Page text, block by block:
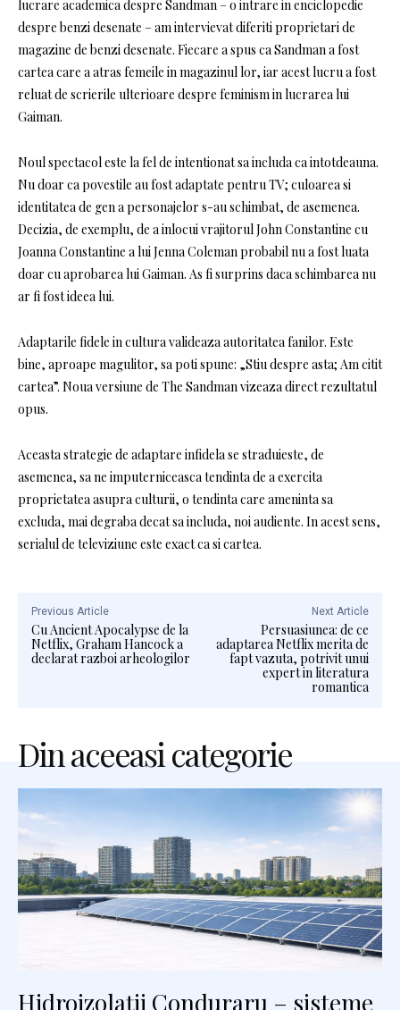
lucrare academica despre Sandman – o intrare in enciclopedie
despre benzi desenate – am intervievat diferiti proprietari de
magazine de benzi desenate. Fiecare a spus ca Sandman a fost
cartea care a atras femeile in magazinul lor, iar acest lucru a fost
reluat de scrierile ulterioare despre feminism in lucrarea lui
Gaiman.
Noul spectacol este la fel de intentionat sa includa ca intotdeauna.
Nu doar ca povestile au fost adaptate pentru TV; culoarea si
identitatea de gen a personajelor s-au schimbat, de asemenea.
Decizia, de exemplu, de a inlocui vrajitorul John Constantine cu
Joanna Constantine a lui Jenna Coleman probabil nu a fost luata
doar cu aprobarea lui Gaiman. As fi surprins daca schimbarea nu
ar fi fost ideea lui.
Adaptarile fidele in cultura valideaza autoritatea fanilor. Este
bine, aproape magulitor, sa poti spune: „Stiu despre asta; Am citit
cartea”. Noua versiune de The Sandman vizeaza direct rezultatul
opus.
Aceasta strategie de adaptare infidela se straduieste, de
asemenea, sa ne imputerniceasca tendinta de a exercita
proprietatea asupra culturii, o tendinta care ameninta sa
excluda, mai degraba decat sa includa, noi audiente. In acest sens,
serialul de televiziune este exact ca si cartea.
Previous Article
Cu Ancient Apocalypse de la
Netflix, Graham Hancock a
declarat razboi arheologilor
Next Article
Persuasiunea: de ce
adaptarea Netflix merita de
fapt vazuta, potrivit unui
expert in literatura
romantica
Din aceeasi categorie
Hidroizolații Conduraru – sisteme